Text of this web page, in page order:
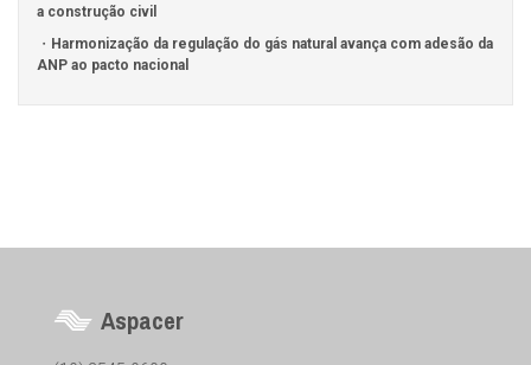
a construção civil
Harmonização da regulação do gás natural avança com adesão da
ANP ao pacto nacional
Aspacer